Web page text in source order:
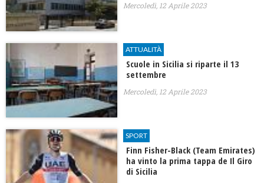
Mercoledì, 12 Aprile 2023
ATTUALITÀ
Scuole in Sicilia si riparte il 13
settembre
Mercoledì, 12 Aprile 2023
SPORT
Finn Fisher-Black (Team Emirates)
ha vinto la prima tappa de Il Giro
di Sicilia